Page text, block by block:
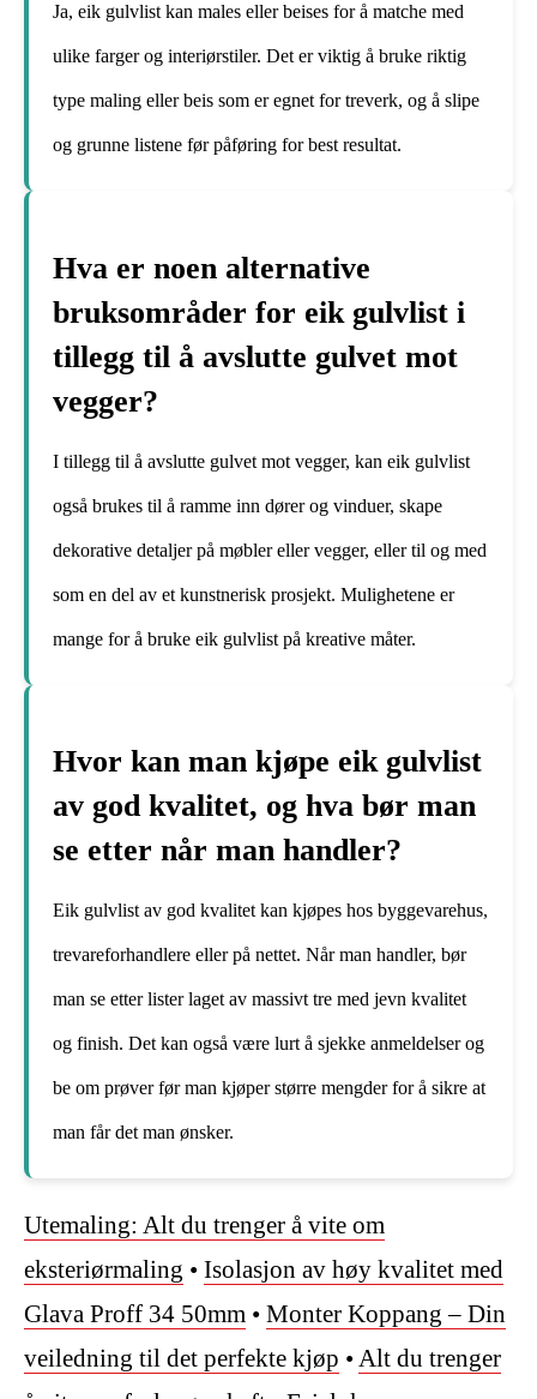
Ja, eik gulvlist kan males eller beises for å matche med
ulike farger og interiørstiler. Det er viktig å bruke riktig
type maling eller beis som er egnet for treverk, og å slipe
og grunne listene før påføring for best resultat.
Hva er noen alternative
bruksområder for eik gulvlist i
tillegg til å avslutte gulvet mot
vegger?
I tillegg til å avslutte gulvet mot vegger, kan eik gulvlist
også brukes til å ramme inn dører og vinduer, skape
dekorative detaljer på møbler eller vegger, eller til og med
som en del av et kunstnerisk prosjekt. Mulighetene er
mange for å bruke eik gulvlist på kreative måter.
Hvor kan man kjøpe eik gulvlist
av god kvalitet, og hva bør man
se etter når man handler?
Eik gulvlist av god kvalitet kan kjøpes hos byggevarehus,
trevareforhandlere eller på nettet. Når man handler, bør
man se etter lister laget av massivt tre med jevn kvalitet
og finish. Det kan også være lurt å sjekke anmeldelser og
be om prøver før man kjøper større mengder for å sikre at
man får det man ønsker.
Utemaling: Alt du trenger å vite om
eksteriørmaling • Isolasjon av høy kvalitet med
Glava Proff 34 50mm • Monter Koppang – Din
veiledning til det perfekte kjøp •Alt du trenger